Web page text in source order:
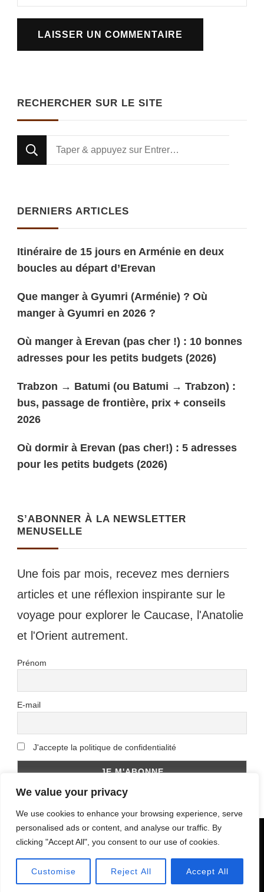
We value your privacy
We use cookies to enhance your browsing experience, serve
personalised ads or content, and analyse our traffic. By
clicking "Accept All", you consent to our use of cookies.
Customise Reject All Accept All
RECHERCHER SUR LE SITE
Looking
for
DERNIERS ARTICLES
Itinéraire de 15 jours en Arménie en deux
boucles au départ d’Erevan
Que manger à Gyumri (Arménie) ? Où
manger à Gyumri en 2026 ?
Où manger à Erevan (pas cher !) : 10 bonnes
adresses pour les petits budgets (2026)
Trabzon → Batumi (ou Batumi → Trabzon) :
bus, passage de frontière, prix + conseils
2026
Où dormir à Erevan (pas cher!) : 5 adresses
pour les petits budgets (2026)
S’ABONNER À LA NEWSLETTER
MENUSELLE
Une fois par mois, recevez mes derniers
articles et une réflexion inspirante sur le
voyage pour explorer le Caucase, l'Anatolie
et l'Orient autrement.
Prénom
E-mail
J'accepte la politique de confidentialité
© 2024 - Eastern Ways Blog | Chic Lite |
Developed ByRara Themes . Powered by
WordPress